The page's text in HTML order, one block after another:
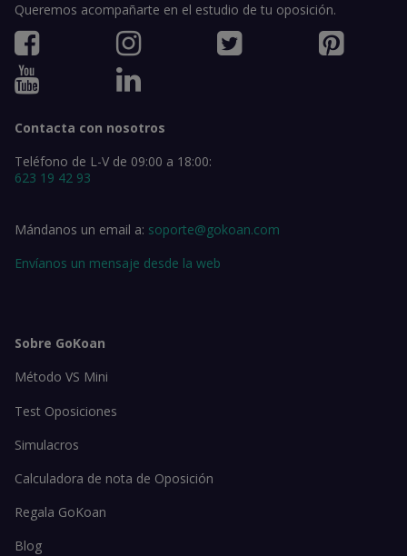
Queremos acompañarte en el estudio de tu oposición.
Contacta con nosotros
Teléfono de L-V de 09:00 a 18:00:
623 19 42 93
Mándanos un email a: soporte@gokoan.com
Envíanos un mensaje desde la web
Sobre GoKoan
Método VS Mini
Test Oposiciones
Simulacros
Calculadora de nota de Oposición
Regala GoKoan
Blog